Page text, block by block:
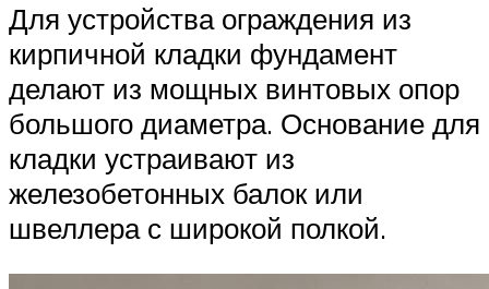
Для устройства ограждения из
кирпичной кладки фундамент
делают из мощных винтовых опор
большого диаметра. Основание для
кладки устраивают из
железобетонных балок или
швеллера с широкой полкой.